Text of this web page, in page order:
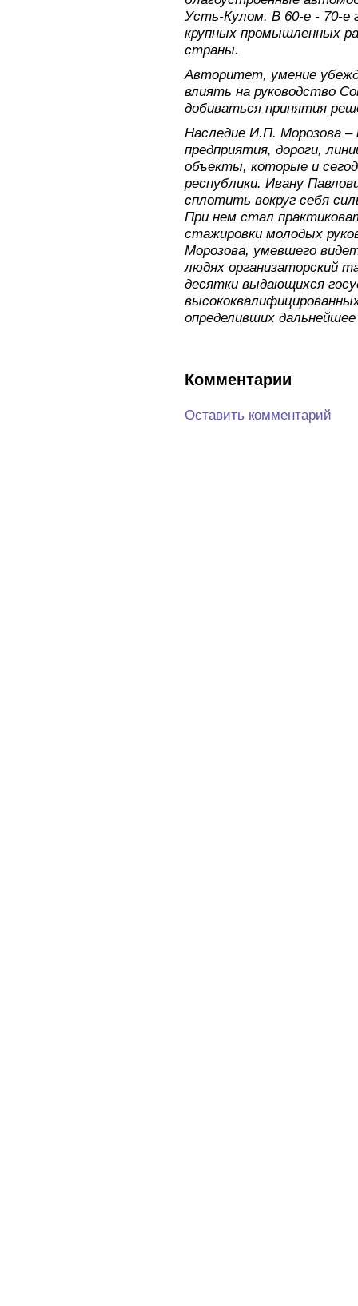
Усть-Кулом. В 60-е - 70-е
крупных промышленных
страны.
Авторитет, умение
влиять на руководство
добиваться принятия
Наследие И.П. Морозова –
предприятия, дороги,
объекты, которые и
республики. Ивану
сплотить вокруг себя
При нем стал
стажировки молодых
Морозова, умевшего
людях организаторский
десятки выдающихся
определивших
Комментарии
Оставить комментарий